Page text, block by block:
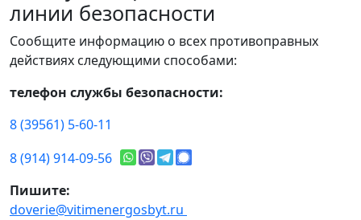
линии безопасности
Сообщите информацию о всех противоправных
действиях следующими способами:
телефон службы безопасности:
8 (39561) 5-60-11
8 (914) 914-09-56
Пишите:
doverie@vitimenergosbyt.ru